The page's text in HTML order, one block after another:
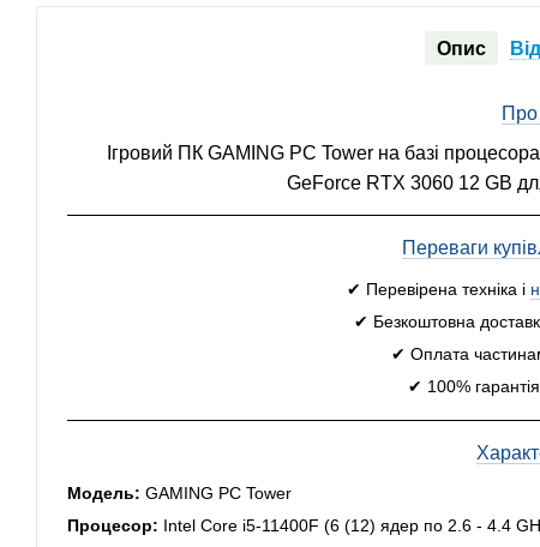
Опис
Про
Ігровий ПК GAMING PC Tower на базі
GeForce RTX 3060 12 GB
Переваги
✔ Перевірена техніка і
✔ Безкоштовна
✔ Оплата
✔ 100%
Модель: GAMING PC Tower
Процесор: Intel Core i5-11400F (6 (12) ядер по 2.6 - 4.4